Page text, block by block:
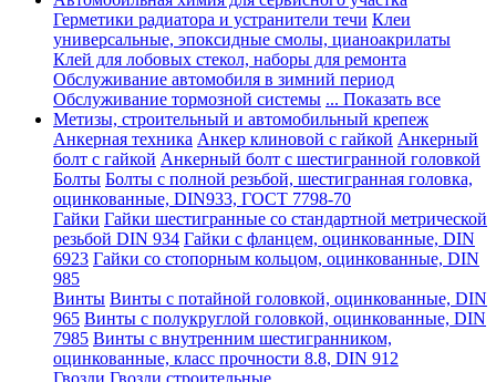
Герметики радиатора и устранители течи Клеи
универсальные, эпоксидные смолы, цианоакрилаты
Клей для лобовых стекол, наборы для ремонта
Обслуживание автомобиля в зимний период
Обслуживание тормозной системы ... Показать все
Метизы, строительный и автомобильный крепеж
Анкерная техника Анкер клиновой с гайкой Анкерный
болт с гайкой Анкерный болт с шестигранной головкой
Болты Болты с полной резьбой, шестигранная головка,
оцинкованные, DIN933, ГОСТ 7798-70
Гайки Гайки шестигранные со стандартной метрической
резьбой DIN 934 Гайки с фланцем, оцинкованные, DIN
6923 Гайки со стопорным кольцом, оцинкованные, DIN
985
Винты Винты с потайной головкой, оцинкованные, DIN
965 Винты с полукруглой головкой, оцинкованные, DIN
7985 Винты с внутренним шестигранником,
оцинкованные, класс прочности 8.8, DIN 912
Гвозди Гвозди строительные